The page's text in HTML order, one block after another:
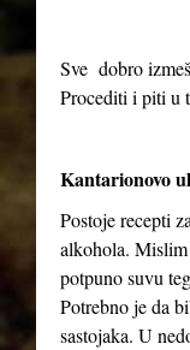
Sve dobro
Procediti i piti u
Kantarionovo
Postoje recepti
alkohola. Mislim
potpuno suvu
Potrebno je da
sastojaka. U